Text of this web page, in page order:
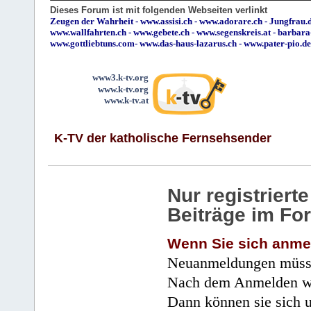
Dieses Forum ist mit folgenden Webseiten verlinkt
Zeugen der Wahrheit - www.assisi.ch - www.adorare.ch -
www.wallfahrten.ch - www.gebete.ch - www.segenskreis.at -
www.gottliebtuns.com- www.das-haus-lazarus.ch - www.pater-pio.de
www3.k-tv.org
www.k-tv.org
www.k-tv.at
K-TV der katholische Fernsehsender
Nur
Beiträge im
Wenn Sie sich
Neuanmeldungen
Nach dem Anmelden
Dann können sie sich